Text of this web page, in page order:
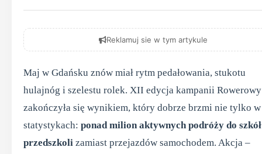
Reklamuj sie w tym artykule
Maj w Gdańsku znów miał rytm pedałowania, stukotu
hulajnóg i szelestu rolek. XII edycja kampanii
zakończyła się wynikiem, który dobrze brzmi nie tylko w
statystykach: ponad milion aktywnych podróży do
przedszkoli zamiast przejazdów samochodem. Akcja –